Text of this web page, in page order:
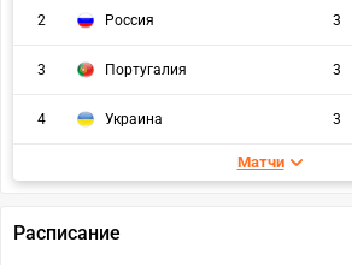
2 Россия 3
3 Португалия 3
4 Украина 3
Матчи
Расписание